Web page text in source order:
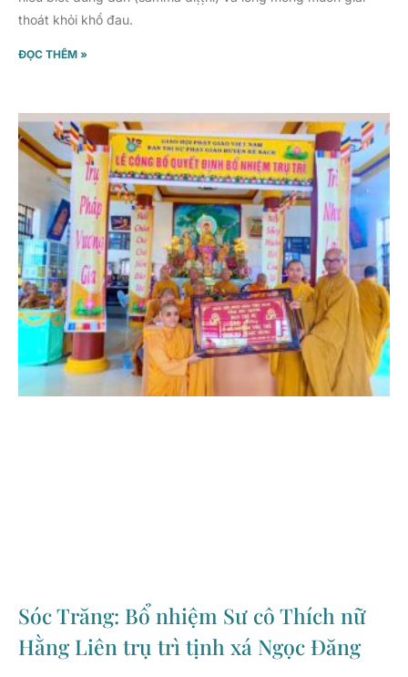
thoát khỏi khổ đau.
ĐỌC THÊM »
Sóc Trăng: Bổ nhiệm Sư cô Thích nữ
Hằng Liên trụ trì tịnh xá Ngọc Đăng